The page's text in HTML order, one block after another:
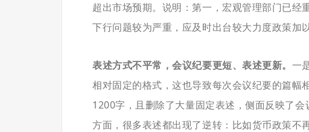
超出市场预期。说明：第一，宏观管理部门已经
下行问题较为严重，应及时出台较大力度政策加以
表述方式不平常，会议纪要更短、表述更新。 一
相对固定的格式，这也导致每次会议纪要的篇幅
1200字，且删除了大量固定表述，侧面反映了
方面，很多表述都出现了逆转：比如货币政策不